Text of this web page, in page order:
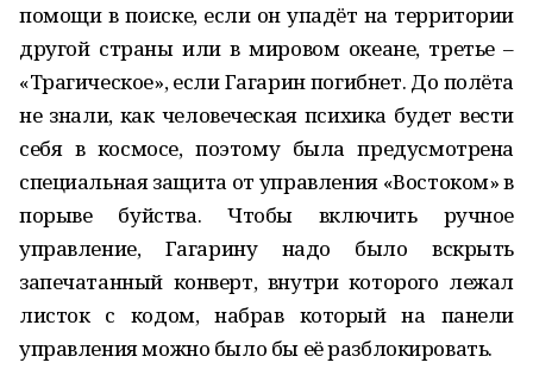
помощи в поиске, если он упадёт на территории
другой страны или в мировом океане, третье –
«Трагическое», если Гагарин погибнет. До полёта
не знали, как человеческая психика будет вести
себя в космосе, поэтому была предусмотрена
специальная защита от управления «Востоком» в
порыве буйства. Чтобы включить ручное
управление, Гагарину надо было вскрыть
запечатанный конверт, внутри которого лежал
листок с кодом, набрав который на панели
управления можно было бы её разблокировать.